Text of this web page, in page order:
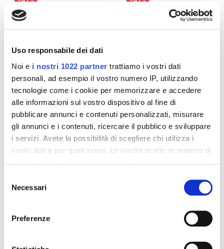
Uso responsabile dei dati
Noi e i nostri 1022 partner trattiamo i vostri dati
personali, ad esempio il vostro numero IP, utilizzando
tecnologie come i cookie per memorizzare e accedere
alle informazioni sul vostro dispositivo al fine di
pubblicare annunci e contenuti personalizzati, misurare
gli annunci e i contenuti, ricercare il pubblico e sviluppare
i servizi. Avete la possibilità di scegliere chi utilizza i
vostri dati e per quali scopi. Le vostre scelte in materia di
modificare o revocare il proprio consenso in qualsiasi
momento dalla Dichiarazione sui cookie o facendo clic
delNecessari
Preferenze
Integratori per dimagrire
Amin 21 K al cacao - 21
bustine
Aggiungi al
Integratori per dimagrire
Amin 21 K neutro